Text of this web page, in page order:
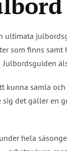
ultimata
som finns samt
Julbordsguiden
kunna samla
sig det gäller en
hela